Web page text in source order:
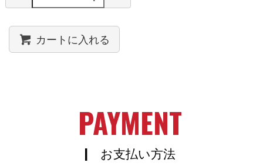
カートに入れる
PAYMENT
| お支払い方法